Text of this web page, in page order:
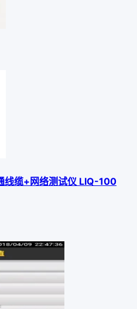
线缆+网络测试仪 LIQ-100